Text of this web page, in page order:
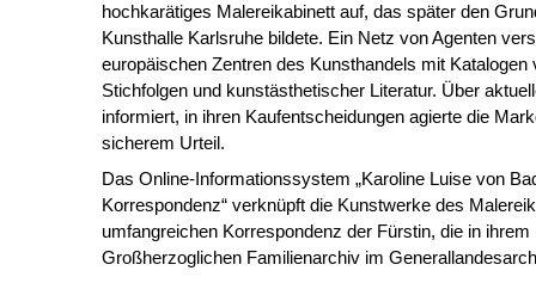
hochkarätiges Malereikabinett auf, das später den
Kunsthalle Karlsruhe bildete. Ein Netz von Agenten
europäischen Zentren des Kunsthandels mit Katalogen
Stichfolgen und kunstästhetischer Literatur. Über
informiert, in ihren Kaufentscheidungen agierte die
sicherem Urteil.
Das Online-Informationssystem „Karoline Luise von
Korrespondenz“ verknüpft die Kunstwerke des
umfangreichen Korrespondenz der Fürstin, die in
Großherzoglichen Familienarchiv im